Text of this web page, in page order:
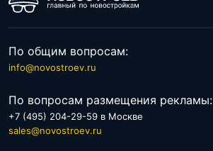
По общим вопросам:
info@novostroev.ru
По вопросам размещения рекламы:
+7 (495) 204-29-59 в Москве
sales@novostroev.ru